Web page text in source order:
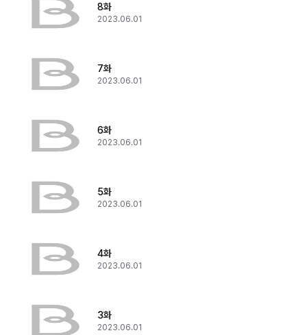
8화
2023.06.01
7화
2023.06.01
6화
2023.06.01
5화
2023.06.01
4화
2023.06.01
3화
2023.06.01